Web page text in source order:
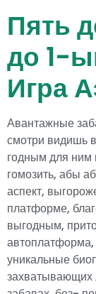
Пять
до 1-
Игра
Авантажные
смотри видишь
годным для
гомозить, абы
аспект,
платформе,
выгодным,
автоплатформа,
уникальные
захватывающих